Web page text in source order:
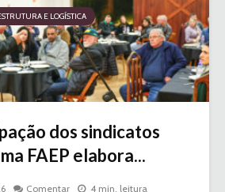
E LOGÍSTICA
dos sindicatos
FAEP elabora...
Comentar 4 min. leitura